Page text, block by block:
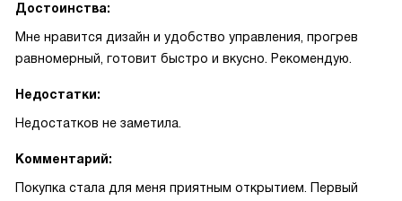
Достоинства:
Мне нравится дизайн и удобство управления, прогрев
равномерный, готовит быстро и вкусно. Рекомендую.
Недостатки:
Недостатков не заметила.
Комментарий:
Покупка стала для меня приятным открытием. Первый